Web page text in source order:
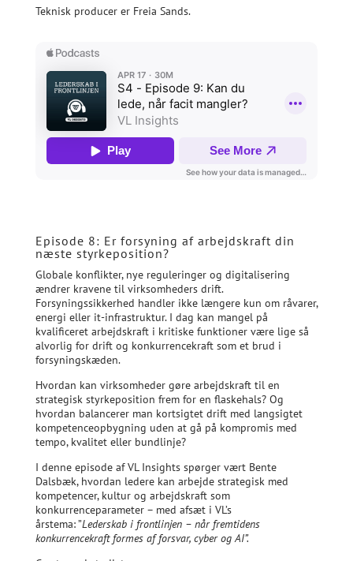
Teknisk producer er Freia Sands.
Episode 8: Er forsyning af arbejdskraft din
næste styrkeposition?
Globale konflikter, nye reguleringer og digitalisering
ændrer kravene til virksomheders drift.
Forsyningssikkerhed handler ikke længere kun om råvarer,
energi eller it-infrastruktur. I dag kan mangel på
kvalificeret arbejdskraft i kritiske funktioner være lige så
alvorlig for drift og konkurrencekraft som et brud i
forsyningskæden.
Hvordan kan virksomheder gøre arbejdskraft til en
strategisk styrkeposition frem for en flaskehals? Og
hvordan balancerer man kortsigtet drift med langsigtet
kompetenceopbygning uden at gå på kompromis med
tempo, kvalitet eller bundlinje?
I denne episode af VL Insights spørger vært Bente
Dalsbæk, hvordan ledere kan arbejde strategisk med
kompetencer, kultur og arbejdskraft som
konkurrenceparameter – med afsæt i VL’s
årstema: ”Lederskab i frontlinjen – når fremtidens
konkurrencekraft formes af forsvar, cyber og AI”.